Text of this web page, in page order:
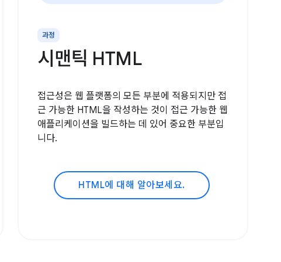
과정
시맨틱 HTML
접근성은 웹 플랫폼의 모든 부분에 적용되지만 접
근 가능한 HTML을 작성하는 것이 접근 가능한 웹
애플리케이션을 빌드하는 데 있어 중요한 부분입
니다.
HTML에 대해 알아보세요.